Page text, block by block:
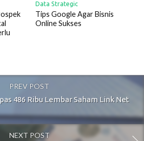
Data Strategic
Tips Google Agar Bisnis
Online Sukses
PREV POST
486 Ribu Lembar Saham Link Net
NEXT POST